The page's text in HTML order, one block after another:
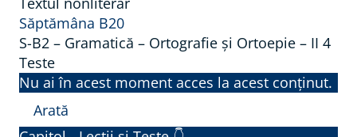
m
a
r
e
v
t
i
ă
–
O
1
–
L
i
t
Săptămâna B20
S-B2 – Gramatică – Ortografie și Ortoepie – II 4
Teste
Nu ai în acest moment acces la acest conținut.
Arată
S